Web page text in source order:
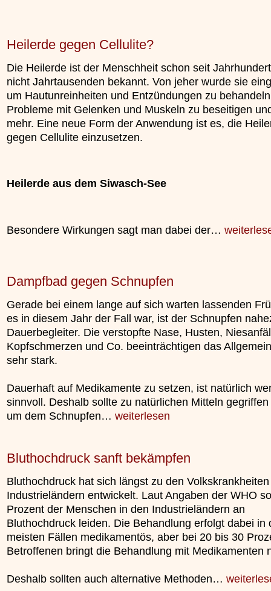
Heilerde gegen Cellulite?
Die Heilerde ist der Menschheit schon seit
nicht Jahrtausenden bekannt. Von jeher wurde sie
um Hautunreinheiten und Entzündungen zu
Probleme mit Gelenken und Muskeln zu beseitigen
mehr. Eine neue Form der Anwendung ist es, die
gegen Cellulite einzusetzen.
Heilerde aus dem Siwasch-See
Besondere Wirkungen sagt man dabei der…
Dampfbad gegen Schnupfen
Gerade bei einem lange auf sich warten lassenden
es in diesem Jahr der Fall war, ist der Schnupfen
Dauerbegleiter. Die verstopfte Nase, Husten,
Kopfschmerzen und Co. beeinträchtigen das
sehr stark.
Dauerhaft auf Medikamente zu setzen, ist natürlich
sinnvoll. Deshalb sollte zu natürlichen Mitteln
um dem Schnupfen… weiterlesen
Bluthochdruck sanft bekämpfen
Bluthochdruck hat sich längst zu den
Industrieländern entwickelt. Laut Angaben der WHO
Prozent der Menschen in den Industrieländern an
Bluthochdruck leiden. Die Behandlung erfolgt dabei in
meisten Fällen medikamentös, aber bei 20 bis 30
Betroffenen bringt die Behandlung mit Medikamenten
Deshalb sollten auch alternative Methoden…